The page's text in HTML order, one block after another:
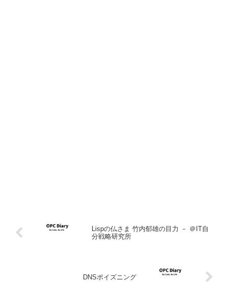
Lispの仏さま 竹内郁雄の目力 － ＠IT自
分戦略研究所
DNSポイズニング